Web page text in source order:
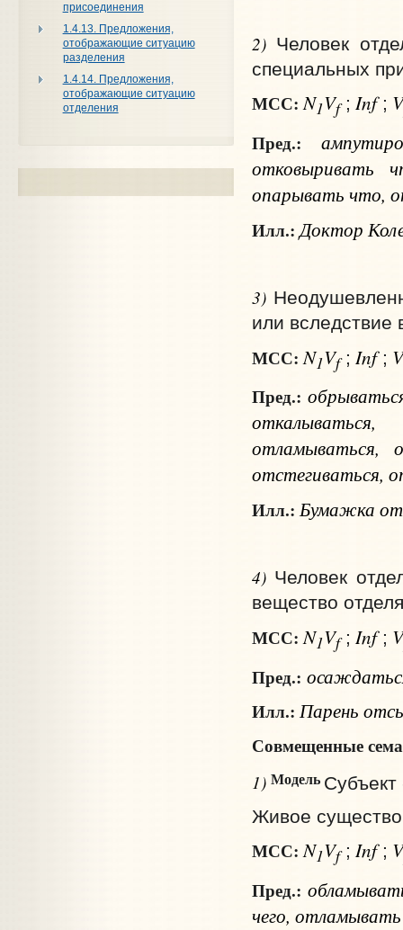
присоединения
1.4.13. Предложения,
отображающие ситуацию
разделения
1.4.14. Предложения,
отображающие ситуацию
отделения
2) Человек
специальных
МСС: N1Vf; Inf; V
Пред.:
отковыривать
опарывать что,
Илл.: Доктор
3)
или вследствие
МСС: N1Vf; Inf; V
Пред.:
отламываться,
отстегиваться,
Илл.:Бумажка
4) Человек
вещество
МСС: N1Vf; Inf; V
Пред.:
Илл.: Парень
Совмещенные
1) Модель Субъект
Живое существо
МСС: N1Vf; Inf; V
Пред.:
чего,